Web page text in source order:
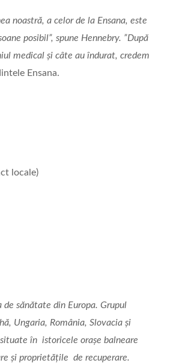
noastră, a celor de la Ensana, este
posibil”, spune Hennebry. ”După
medical și câte au îndurat, credem
Ensana.
locale)
sănătate din Europa. Grupul
Ungaria, România, Slovacia și
în istoricele orașe balneare
și proprietățile de recuperare.